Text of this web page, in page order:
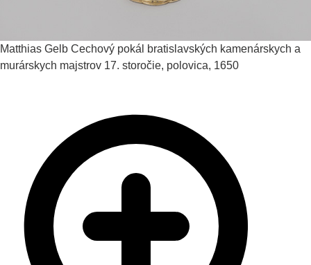
Matthias Gelb Cechový pokál bratislavských kamenárskych a
murárskych majstrov 17. storočie, polovica, 1650